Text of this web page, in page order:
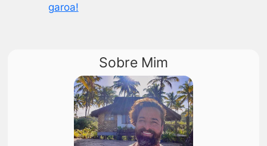
garoa!
Sobre Mim